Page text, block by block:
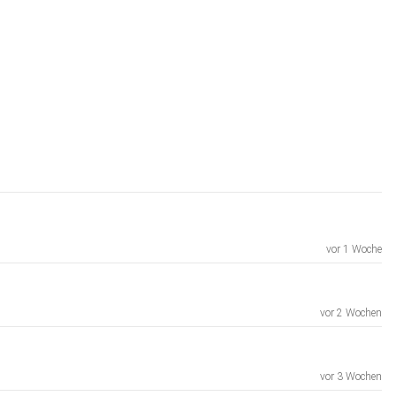
vor 1 Woche
vor 2 Wochen
vor 3 Wochen